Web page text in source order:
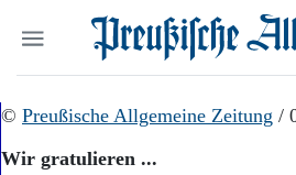
Politik
Suchen und finden
© Preußische Allgemeine Zeitung /
Wir gratulieren ...